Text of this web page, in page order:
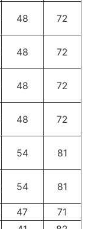
48 72
48 72
48 72
48 72
54 81
54 81
47
71